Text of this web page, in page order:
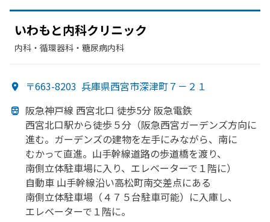
いわもと内科クリニック
内科・​循環器科・​糖尿病内科
〒663-8203 兵庫県西宮市深津町７－２１
阪急神戸線 西宮北口 徒歩5分 阪急電鉄
西宮北口駅から徒歩５分 （阪急西宮ガーデンズ方向に
進む。 ガーデンズの建物を左手にみながら、 南に
むかって直進。 山手幹線道路の歩道橋を渡り、
南側立体駐車場に入り、 エレベーターで １階に）
自動車 山手幹線沿い高松町南交差点にある
南側立体駐車場 （４７５台駐車可能）に入庫し、
エレベーターで １階に。